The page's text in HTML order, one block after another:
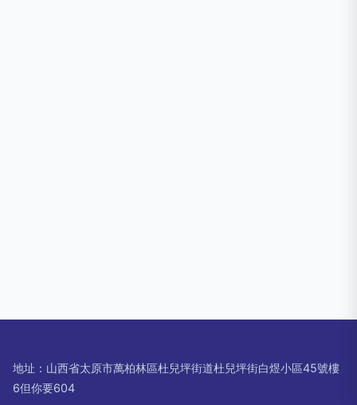
地址：山西省太原市萬柏林區杜兒坪街道杜兒坪街白煜小區45號樓
6但你要604